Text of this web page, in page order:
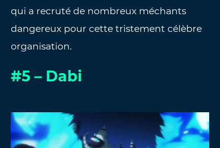
qui a recruté de nombreux méchants
dangereux pour cette tristement célèbre
organisation.
#5 – Dabi